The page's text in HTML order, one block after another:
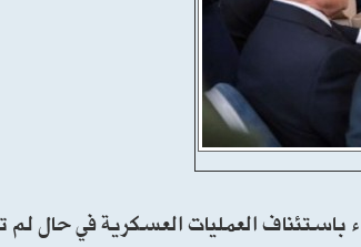
باستئناف العمليات العسكرية في حال